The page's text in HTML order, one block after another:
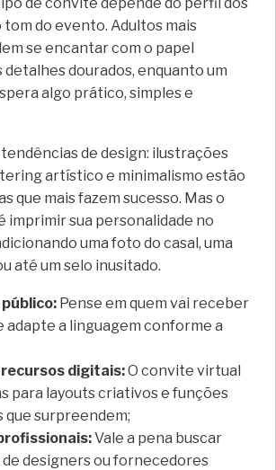
tom do evento. Adultos mais
se encantar com o papel
dourados, enquanto um
algo prático, simples e
de design: ilustrações
artístico e minimalismo estão
que mais fazem sucesso. Mas o
imprimir sua personalidade no
uma foto do casal, uma
até um selo inusitado.
público: Pense em quem vai receber
adapte a linguagem conforme a
digitais:O convite virtual
para layouts criativos e funções
surpreendem;
Vale a pena buscar
designers ou fornecedores